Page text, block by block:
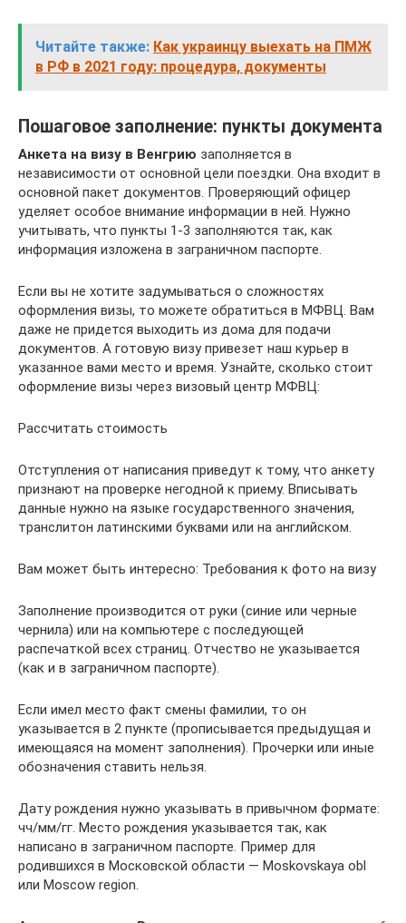
Читайте также: Как украинцу выехать на ПМЖ
в РФ в 2021 году: процедура, документы
Пошаговое заполнение: пункты документа
Анкета на визу в Венгрию заполняется в
независимости от основной цели поездки. Она входит в
основной пакет документов. Проверяющий офицер
уделяет особое внимание информации в ней. Нужно
учитывать, что пункты 1-3 заполняются так, как
информация изложена в заграничном паспорте.
Если вы не хотите задумываться о сложностях
оформления визы, то можете обратиться в МФВЦ. Вам
даже не придется выходить из дома для подачи
документов. А готовую визу привезет наш курьер в
указанное вами место и время. Узнайте, сколько стоит
оформление визы через визовый центр МФВЦ:
Рассчитать стоимость
Отступления от написания приведут к тому, что анкету
признают на проверке негодной к приему. Вписывать
данные нужно на языке государственного значения,
транслитон латинскими буквами или на английском.
Вам может быть интересно: Требования к фото на визу
Заполнение производится от руки (синие или черные
чернила) или на компьютере с последующей
распечаткой всех страниц. Отчество не указывается
(как и в заграничном паспорте).
Если имел место факт смены фамилии, то он
указывается в 2 пункте (прописывается предыдущая и
имеющаяся на момент заполнения). Прочерки или иные
обозначения ставить нельзя.
Дату рождения нужно указывать в привычном формате:
чч/мм/гг. Место рождения указывается так, как
написано в заграничном паспорте. Пример для
родившихся в Московской области — Moskovskaya obl
или Moscow region.